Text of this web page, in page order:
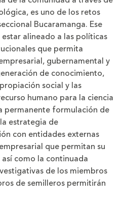
es uno de los retos
Bucaramanga. Ese
alineado a las políticas
que permita
gubernamental y
de conocimiento,
social y las
humano para la ciencia
permanente formulación de
estrategia de
con entidades externas
que permitan su
como la continuada
de los miembros
de semilleros permitirán